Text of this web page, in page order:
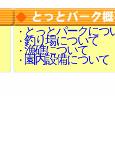
・ とっとパークにつ
・ 釣り場について
・ 漁礁について
・ 園内設備について